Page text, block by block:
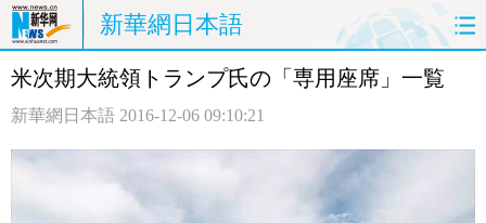
新華網日本語
ホームページ 政治 経済
米次期大統領トランプ氏の「専用座席」一覧
新華網日本語 2016-12-06 09:10:21